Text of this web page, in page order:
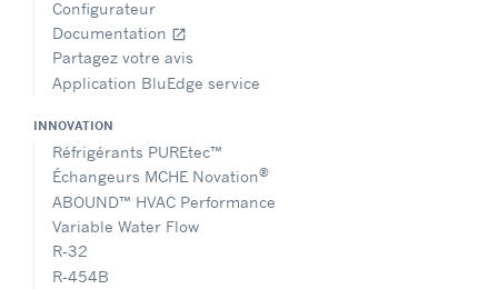
Configurateur
Documentation open_in_new
Partagez votre avis
Application BluEdge service
INNOVATION
Réfrigérants PUREtec™
Échangeurs MCHE Novation®
ABOUND™ HVAC Performance
Variable Water Flow
R-32
R-454B